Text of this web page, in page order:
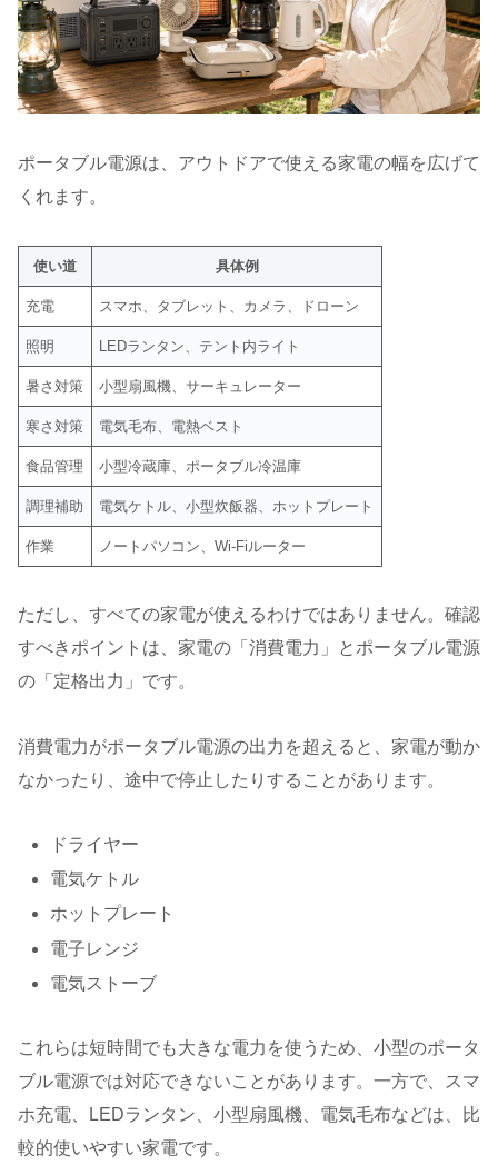
ポータブル電源は、アウトドアで使える家電の幅を広げて
くれます。
使い道 具体例
充電 スマホ、タブレット、カメラ、ドローン
照明 LEDランタン、テント内ライト
暑さ対策 小型扇風機、サーキュレーター
寒さ対策 電気毛布、電熱ベスト
食品管理 小型冷蔵庫、ポータブル冷温庫
調理補助 電気ケトル、小型炊飯器、ホットプレート
作業 ノートパソコン、Wi-Fiルーター
ただし、すべての家電が使えるわけではありません。確認
すべきポイントは、家電の「消費電力」とポータブル電源
の「定格出力」です。
消費電力がポータブル電源の出力を超えると、家電が動か
なかったり、途中で停止したりすることがあります。
ドライヤー
電気ケトル
ホットプレート
電子レンジ
電気ストーブ
これらは短時間でも大きな電力を使うため、小型のポータ
ブル電源では対応できないことがあります。一方で、スマ
ホ充電、LEDランタン、小型扇風機、電気毛布などは、比
較的使いやすい家電です。